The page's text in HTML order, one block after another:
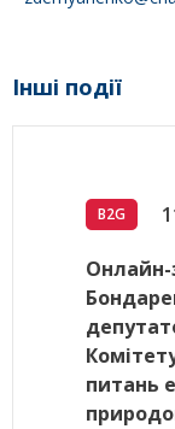
Інші події
B2G
Онлайн-
питань